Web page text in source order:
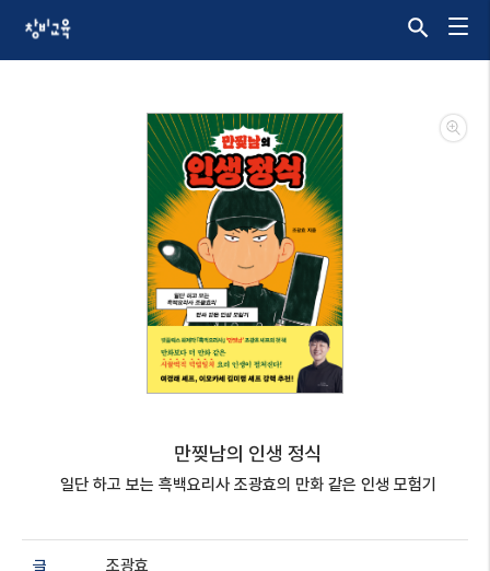
만찢남의 인생 정식
일단 하고 보는 흑백요리사 조광효의 만화 같은 인생 모험기
글 조광효